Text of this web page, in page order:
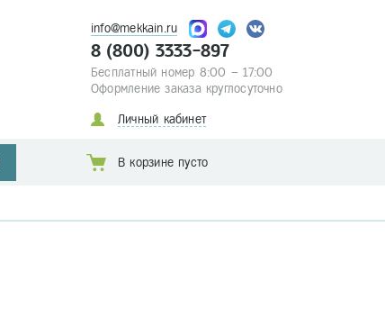
info@mekkain.ru
8 (800) 3333-897
Бесплатный номер 8:00 – 17:00
Оформление заказа круглосуточно
Личный кабинет
В корзине пусто